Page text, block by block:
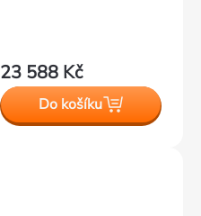
23 588 Kč
Do košíku